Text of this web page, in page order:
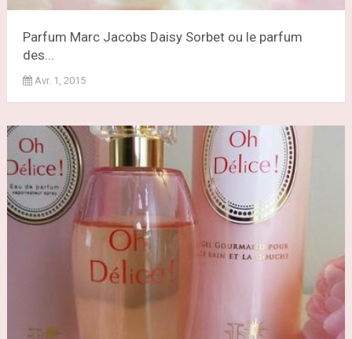
Parfum Marc Jacobs Daisy Sorbet ou le parfum
des...
Avr. 1, 2015